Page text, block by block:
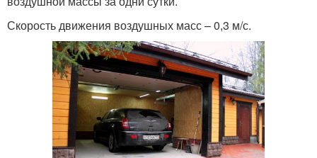
Скорость движения воздушных масс – 0,3 м/с.